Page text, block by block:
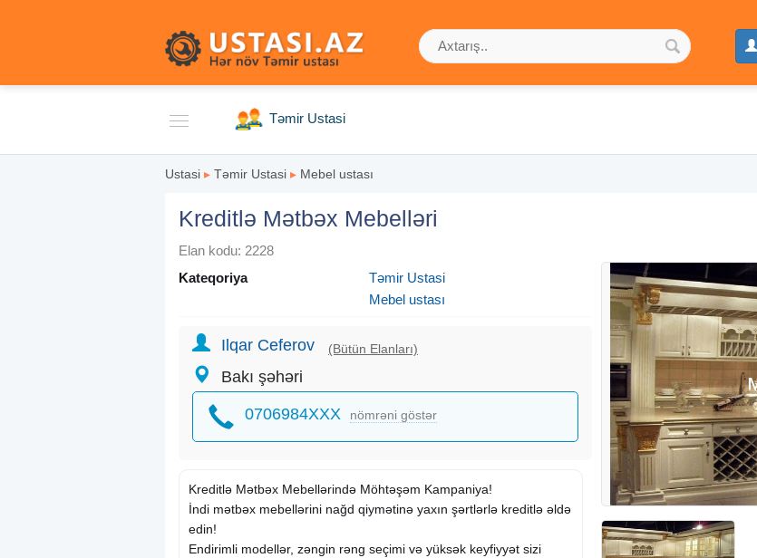
Təmir Ustasi
Ustasi ▸ Təmir Ustasi ▸ Mebel ustası
Kreditlə Mətbəx Mebelləri
Elan kodu: 2228
Kateqoriya
Təmir Ustasi
Mebel ustası
Ilqar Ceferov (Bütün Elanları)
Bakı şəhəri
0706984XXX nömrəni göstər
Kreditlə Mətbəx Mebellərində Möhtəşəm Kampaniya!
İndi mətbəx mebellərini nağd qiymətinə yaxın şərtlərlə kreditlə əldə
edin!
Endirimli modellər, zəngin rəng seçimi və yüksək keyfiyyət sizi